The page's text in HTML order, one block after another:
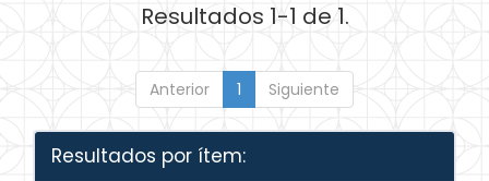
Resultados 1-1 de 1.
Anterior 1 Siguiente
Resultados por ítem: